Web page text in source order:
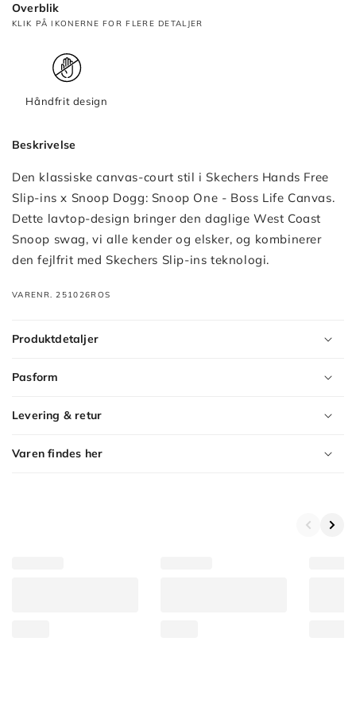
Overblik
KLIK PÅ IKONERNE FOR FLERE DETALJER
Håndfrit design
Beskrivelse
Den klassiske canvas-court stil i Skechers Hands Free
Slip-ins x Snoop Dogg: Snoop One - Boss Life Canvas.
Dette lavtop-design bringer den daglige West Coast
Snoop swag, vi alle kender og elsker, og kombinerer
den fejlfrit med Skechers Slip-ins teknologi.
VARENR. 251026ROS
Produktdetaljer
Pasform
Levering & retur
Varen findes her